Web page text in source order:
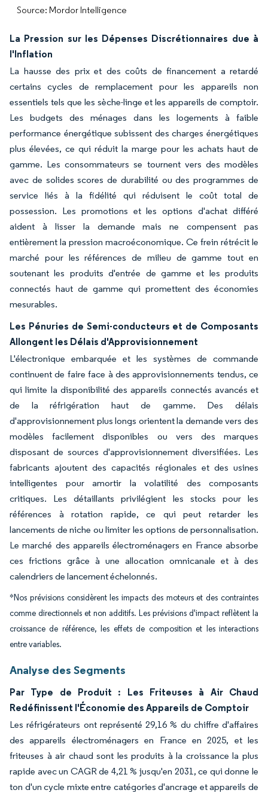
Source: Mordor Intelligence
La Pression sur les Dépenses Discrétionnaires due à
l'Inflation
La hausse des prix et des coûts de financement a retardé
certains cycles de remplacement pour les appareils non
essentiels tels que les sèche-linge et les appareils de comptoir.
Les budgets des ménages dans les logements à faible
performance énergétique subissent des charges énergétiques
plus élevées, ce qui réduit la marge pour les achats haut de
gamme. Les consommateurs se tournent vers des modèles
avec de solides scores de durabilité ou des programmes de
service liés à la fidélité qui réduisent le coût total de
possession. Les promotions et les options d'achat différé
aident à lisser la demande mais ne compensent pas
entièrement la pression macroéconomique. Ce frein rétrécit le
marché pour les références de milieu de gamme tout en
soutenant les produits d'entrée de gamme et les produits
connectés haut de gamme qui promettent des économies
mesurables.
Les Pénuries de Semi-conducteurs et de Composants
Allongent les Délais d'Approvisionnement
L'électronique embarquée et les systèmes de commande
continuent de faire face à des approvisionnements tendus, ce
qui limite la disponibilité des appareils connectés avancés et
de la réfrigération haut de gamme. Des délais
d'approvisionnement plus longs orientent la demande vers des
modèles facilement disponibles ou vers des marques
disposant de sources d'approvisionnement diversifiées. Les
fabricants ajoutent des capacités régionales et des usines
intelligentes pour amortir la volatilité des composants
critiques. Les détaillants privilégient les stocks pour les
références à rotation rapide, ce qui peut retarder les
lancements de niche ou limiter les options de personnalisation.
Le marché des appareils électroménagers en France absorbe
ces frictions grâce à une allocation omnicanale et à des
calendriers de lancement échelonnés.
*Nos prévisions considèrent les impacts des moteurs et des contraintes
comme directionnels et non additifs. Les prévisions d'impact reflètent la
croissance de référence, les effets de composition et les interactions
entre variables.
Analyse des Segments
Par Type de Produit : Les Friteuses à Air Chaud
Redéfinissent l'Économie des Appareils de Comptoir
Les réfrigérateurs ont représenté 29,16 % du chiffre d'affaires
des appareils électroménagers en France en 2025, et les
friteuses à air chaud sont les produits à la croissance la plus
rapide avec un CAGR de 4,21 % jusqu'en 2031, ce qui donne le
ton d'un cycle mixte entre catégories d'ancrage et appareils de